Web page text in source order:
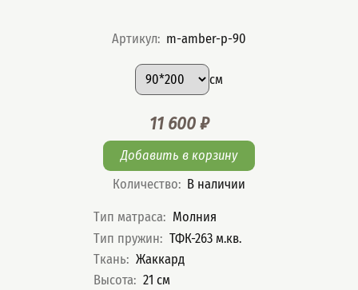
Артикул: m-amber-p-90
Подобрать вариант
Размер:
см
Цена
11 600 ₽
Количество: В наличии
Характеристики
Тип матраса: Молния
Тип пружин: ТФК-263 м.кв.
Ткань: Жаккард
Высота: 21 см